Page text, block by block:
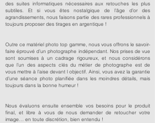
des suites informatiques nécessaires aux retouches les plus
subtiles. Et si vous êtes nostalgique de l’âge d’or des
agrandissements, nous faisons partie des rares professionnels à
toujours proposer des tirages en argentique !
Outre ce matériel photo top gamme, nous vous offrons le savoir-
faire éprouvé d’un photographe indépendant. Nos prises de vue
sont soumises à un cadrage rigoureux, et nous considérons
que l’un des aspects clés du métier de photographe est de
vous mettre à l’aise devant l objectif. Ainsi, vous avez la garantie
d’une séance photo planifiée dans les moindres détails, mais
toujours dans la bonne humeur !
Nous évaluons ensuite ensemble vos besoins pour le produit
final, et libre à vous de nous demander de retoucher votre
image… en toute discrétion, bien entendu !